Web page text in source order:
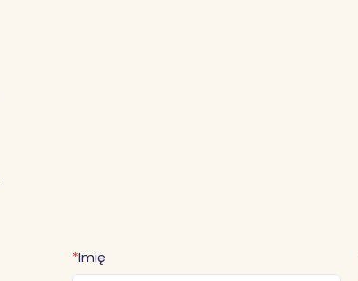
*Imię